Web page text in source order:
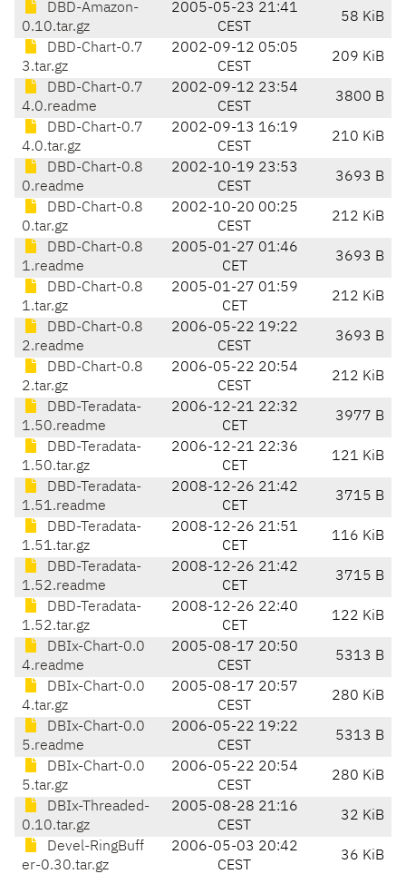
DBD-Amazon-
0.10.tar.gz
2005-05-23 21:41
CEST
58 KiB
DBD-Chart-0.7
3.tar.gz
2002-09-12 05:05
CEST
209 KiB
DBD-Chart-0.7
4.0.readme
2002-09-12 23:54
CEST
3800 B
DBD-Chart-0.7
4.0.tar.gz
2002-09-13 16:19
CEST
210 KiB
DBD-Chart-0.8
0.readme
2002-10-19 23:53
CEST
3693 B
DBD-Chart-0.8
0.tar.gz
2002-10-20 00:25
CEST
212 KiB
DBD-Chart-0.8
1.readme
2005-01-27 01:46
CET
3693 B
DBD-Chart-0.8
1.tar.gz
2005-01-27 01:59
CET
212 KiB
DBD-Chart-0.8
2.readme
2006-05-22 19:22
CEST
3693 B
DBD-Chart-0.8
2.tar.gz
2006-05-22 20:54
CEST
212 KiB
DBD-Teradata-
1.50.readme
2006-12-21 22:32
CET
3977 B
DBD-Teradata-
1.50.tar.gz
2006-12-21 22:36
CET
121 KiB
DBD-Teradata-
1.51.readme
2008-12-26 21:42
CET
3715 B
DBD-Teradata-
1.51.tar.gz
2008-12-26 21:51
CET
116 KiB
DBD-Teradata-
1.52.readme
2008-12-26 21:42
CET
3715 B
DBD-Teradata-
1.52.tar.gz
2008-12-26 22:40
CET
122 KiB
DBIx-Chart-0.0
4.readme
2005-08-17 20:50
CEST
5313 B
DBIx-Chart-0.0
4.tar.gz
2005-08-17 20:57
CEST
280 KiB
DBIx-Chart-0.0
5.readme
2006-05-22 19:22
CEST
5313 B
DBIx-Chart-0.0
5.tar.gz
2006-05-22 20:54
CEST
280 KiB
DBIx-Threaded-
0.10.tar.gz
2005-08-28 21:16
CEST
32 KiB
Devel-RingBuff
er-0.30.tar.gz
2006-05-03 20:42
CEST
36 KiB